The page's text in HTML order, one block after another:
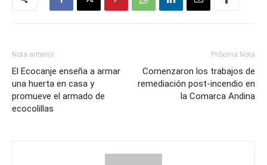
Nota anterior
El Ecocanje enseña a armar
una huerta en casa y
promueve el armado de
ecocolillas
Próxima Nota
Comenzaron los trabajos de
remediación post-incendio en
la Comarca Andina